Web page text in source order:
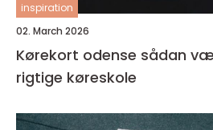
inspiration
02. March 2026
Kørekort odense sådan vælger du den
rigtige køreskole